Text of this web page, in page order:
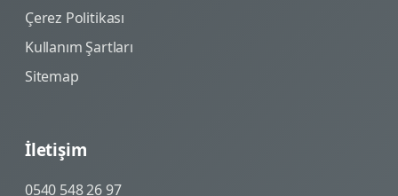
Çerez Politikası
Kullanım Şartları
Sitemap
İletişim
0540 548 26 97